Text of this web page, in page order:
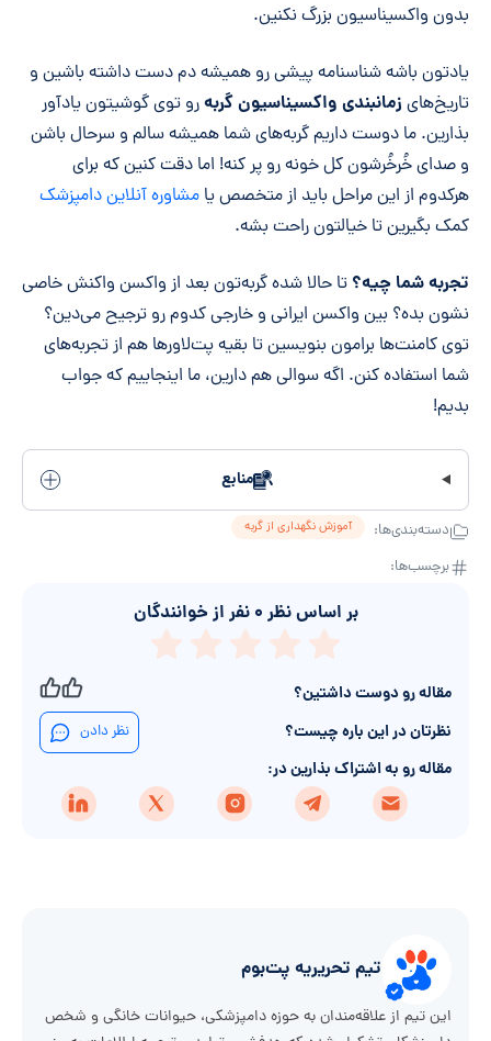
بدون واکسیناسیون بزرگ نکنین.
یادتون باشه شناسنامه پیشی رو همیشه دم دست داشته باشین و
تاریخ‌های زمانبندی واکسیناسیون گربهرو توی گوشیتون یادآور
بذارین. ما دوست داریم گربه‌های شما همیشه سالم و سرحال باشن
و صدای خُرخُرشون کل خونه رو پر کنه! اما دقت کنین که برای
هرکدوم از این مراحل باید از متخصص یا مشاوره آنلاین دامپزشک
کمک بگیرین تا خیالتون راحت بشه.
تجربه شما چیه؟ تا حالا شده گربه‌تون بعد از واکسن واکنش خاصی
نشون بده؟ بین واکسن ایرانی و خارجی کدوم رو ترجیح می‌دین؟
توی کامنت‌ها برامون بنویسین تا بقیه پت‌لاورها هم از تجربه‌های
شما استفاده کنن. اگه سوالی هم دارین، ما اینجاییم که جواب
بدیم!
منابع
دسته‌بندی‌ها: آموزش نگهداری از گربه
برچسب‌ها:
بر اساس نظر ۰ نفر از خوانندگان
مقاله رو دوست داشتین؟
نظرتان در این باره چیست؟
نظر دادن
مقاله رو به اشتراک بذارین در:
تیم تحریریه پت‌بوم
این تیم از علاقه‌مندان به حوزه دامپزشکی، حیوانات خانگی و شخص